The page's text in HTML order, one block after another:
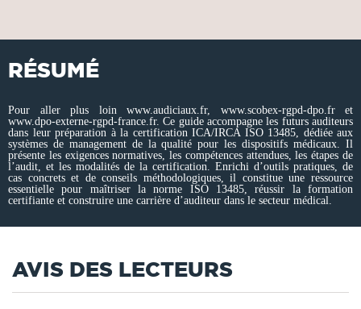
RÉSUMÉ
Pour aller plus loin www.audiciaux.fr, www.scobex-rgpd-dpo.fr et
www.dpo-externe-rgpd-france.fr. Ce guide accompagne les futurs auditeurs
dans leur préparation à la certification ICA/IRCA ISO 13485, dédiée aux
systèmes de management de la qualité pour les dispositifs médicaux. Il
présente les exigences normatives, les compétences attendues, les étapes de
l’audit, et les modalités de la certification. Enrichi d’outils pratiques, de
cas concrets et de conseils méthodologiques, il constitue une ressource
essentielle pour maîtriser la norme ISO 13485, réussir la formation
certifiante et construire une carrière d’auditeur dans le secteur médical.
AVIS DES LECTEURS